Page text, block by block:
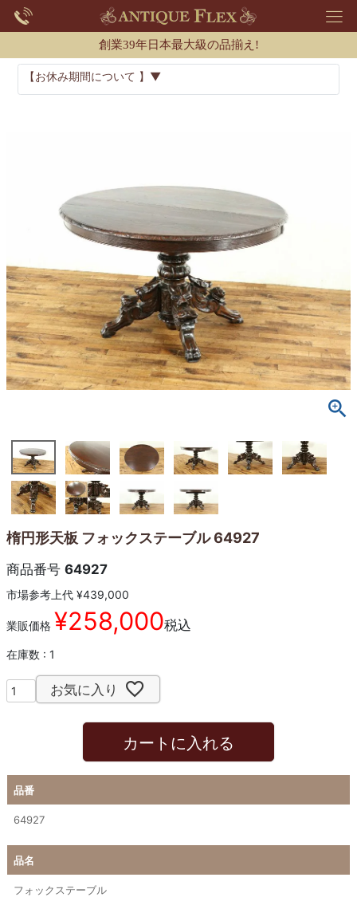
創業39年日本最大級の品揃え!
【お休み期間について 】▼
楕円形天板 フォックステーブル 64927
商品番号 64927
市場参考上代 ¥439,000
業販価格 ¥258,000税込
在庫数 1
お気に入り
カートに入れる
品番
64927
品名
フォックステーブル